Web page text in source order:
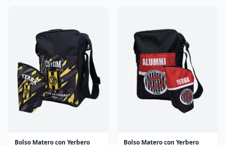
Bolso Matero con Yerbero Bolso Matero con Yerbero